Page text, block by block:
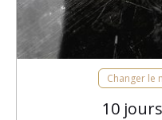
Changer le
10